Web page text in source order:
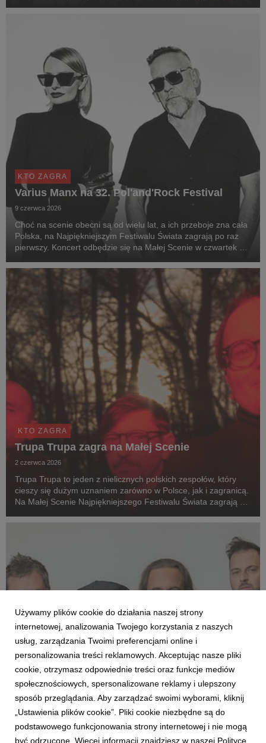
KTO ZAGRA
Varius Manx na 32. Pol'and'Rock Festival
9 czerwca 2026
Choć na scenie obecni są od wielu lat, a ich przeboje zna cała
Polska, na Najpiękniejszym Festiwalu Świata zagrają po raz
pierwszy. Koncert odbędzie się na Małej Scenie w czwartek 30
KTO ZAGRA
Trupa Trupa zagra na Małej Scenie
2 czerwca 2026
Trupa Trupa to jeden z nielicznych polskich zespołów, który
cieszy się dużym uznaniem zarówno w Polsce, jak i zagranicą.
Na Małej Scenie Najpiękniejszego Festiwalu Świata zagrają 1
KTO ZAGRA
Łzy zagrają na Małej Scenie 32. Pol'and'Rock
Festival
2 czerwca 2026
Łzy świętują w tym roku 30-lecie działalności, a pod koniec
Używamy plików cookie do działania naszej strony
internetowej, analizowania Twojego korzystania z naszych
usług, zarządzania Twoimi preferencjami online i
personalizowania treści reklamowych. Akceptując nasze pliki
cookie, otrzymasz odpowiednie treści oraz funkcje mediów
społecznościowych, spersonalizowane reklamy i ulepszony
sposób przeglądania. Aby zarządzać swoimi wyborami, kliknij
„Ustawienia plików cookie”. Pliki cookie niezbędne są do
podstawowego funkcjonowania strony internetowej i nie mogą
być odrzucone. Więcej informacji znajdziesz w naszej Polityce